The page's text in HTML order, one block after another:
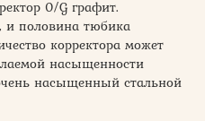
0/G графит.
половина тюбика
корректора может
насыщенности
насыщенный стальной